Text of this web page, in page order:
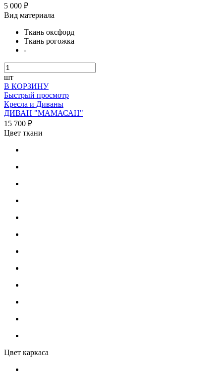
5 000 ₽
Вид материала
Ткань оксфорд
Ткань рогожка
-
шт
В КОРЗИНУ
Быстрый просмотр
Кресла и Диваны
ДИВАН "МАМАСАН"
15 700 ₽
Цвет ткани
Цвет каркаса